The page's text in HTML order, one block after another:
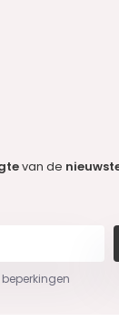
van de
beperkingen